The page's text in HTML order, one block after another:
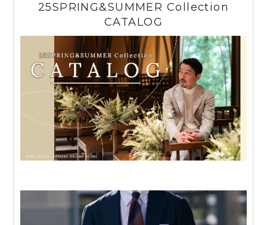
25SPRING&SUMMER Collection
CATALOG